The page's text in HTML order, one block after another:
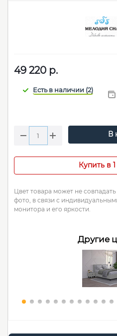
49 220 р.
В
Купить в
Цвет товара может не
фото, в связи с
монитора и его яркости.
Другие